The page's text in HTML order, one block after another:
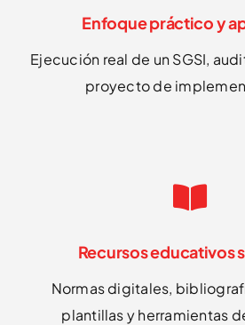
Enfoque práctico y
Ejecución real de un SGSI,
proyecto de
Recursos educativos
Normas digitales,
plantillas y herramientas